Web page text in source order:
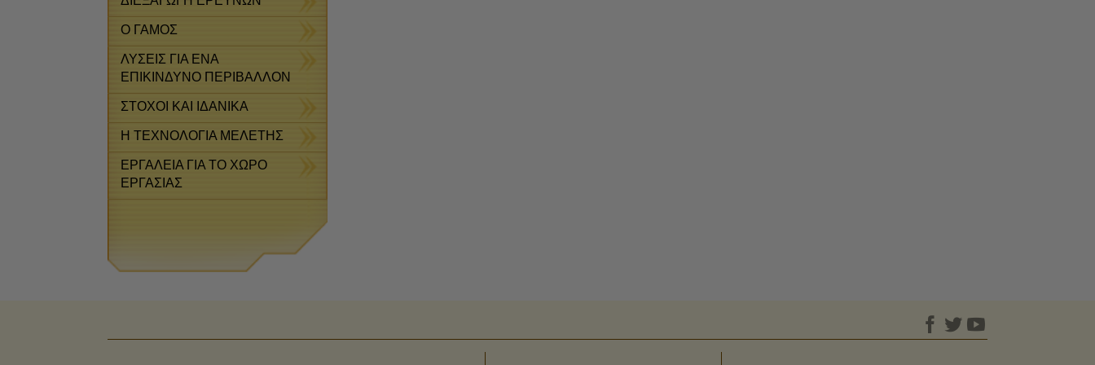
Ο ΓΑΜΟΣ
ΛΥΣΕΙΣ ΓΙΑ ΕΝΑ
ΕΠΙΚΙΝΔΥΝΟ ΠΕΡΙΒΑΛΛΟΝ
ΣΤΟΧΟΙ ΚΑΙ ΙΔΑΝΙΚΑ
Η ΤΕΧΝΟΛΟΓΙΑ ΜΕΛΕΤΗΣ
ΕΡΓΑΛΕΙΑ ΓΙΑ ΤΟ ΧΩΡΟ
ΕΡΓΑΣΙΑΣ